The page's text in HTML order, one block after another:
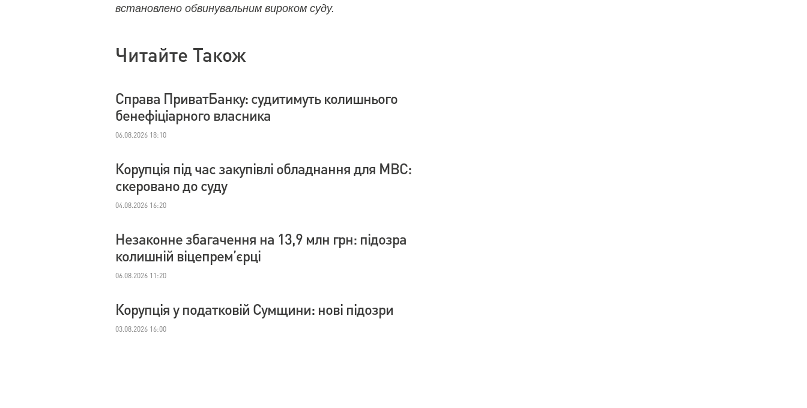
встановлено обвинувальним вироком суду.
Читайте Також
Справа ПриватБанку: судитимуть колишнього
бенефіціарного власника
06.08.2026 18:10
Корупція під час закупівлі обладнання для МВС:
скеровано до суду
04.08.2026 16:20
Незаконне збагачення на 13,9 млн грн: підозра
колишній віцепрем’єрці
06.08.2026 11:20
Корупція у податковій Сумщини: нові підозри
03.08.2026 16:00